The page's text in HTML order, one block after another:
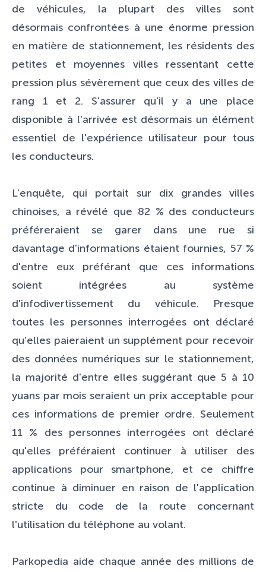
de véhicules, la plupart des villes sont
désormais confrontées à une énorme pression
en matière de stationnement, les résidents des
petites et moyennes villes ressentant cette
pression plus sévèrement que ceux des villes de
rang 1 et 2. S'assurer qu'il y a une place
disponible à l'arrivée est désormais un élément
essentiel de l'expérience utilisateur pour tous
les conducteurs.
L'enquête, qui portait sur dix grandes villes
chinoises, a révélé que 82 % des conducteurs
préféreraient se garer dans une rue si
davantage d'informations étaient fournies, 57 %
d'entre eux préférant que ces informations
soient intégrées au système
d'infodivertissement du véhicule. Presque
toutes les personnes interrogées ont déclaré
qu'elles paieraient un supplément pour recevoir
des données numériques sur le stationnement,
la majorité d'entre elles suggérant que 5 à 10
yuans par mois seraient un prix acceptable pour
ces informations de premier ordre. Seulement
11 % des personnes interrogées ont déclaré
qu'elles préféraient continuer à utiliser des
applications pour smartphone, et ce chiffre
continue à diminuer en raison de l'application
stricte du code de la route concernant
l'utilisation du téléphone au volant.
Parkopedia aide chaque année des millions de